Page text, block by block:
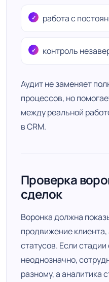
работа с
контроль
Аудит не заменяет
процессов, но
между реальной
в CRM.
Проверка
сделок
Воронка должна
продвижение
статусов. Если
неоднозначно,
разному, а аналитика